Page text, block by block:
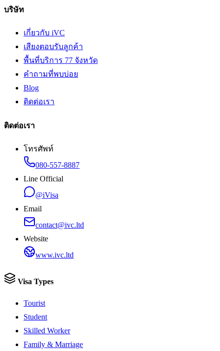
บริษัท
เกี่ยวกับ iVC
เสียงตอบรับลูกค้า
พื้นที่บริการ 77 จังหวัด
คำถามที่พบบ่อย
Blog
ติดต่อเรา
ติดต่อเรา
โทรศัพท์
080-557-8887
Line Official
@iVisa
Email
contact@ivc.ltd
Website
www.ivc.ltd
Visa Types
Tourist
Student
Skilled Worker
Family & Marriage